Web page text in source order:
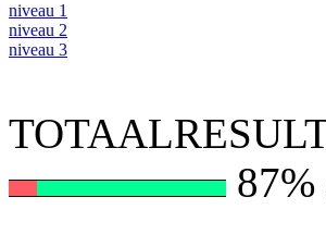
niveau 1
niveau 2
niveau 3
87%